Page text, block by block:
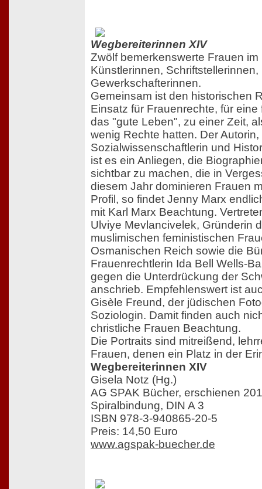
Wegbereiterinnen XIV
Zwölf bemerkenswerte Frauen im
Künstlerinnen,
Gewerkschafterinnen.
Gemeinsam ist den historischen
Einsatz für Frauenrechte, für
das "gute Leben", zu einer Zeit,
wenig Rechte hatten. Der Autorin,
Sozialwissenschaftlerin und
ist es ein Anliegen, die
sichtbar zu machen, die in
diesem Jahr dominieren Frauen
Profil, so findet Jenny Marx
mit Karl Marx Beachtung.
Ulviye Mevlancivelek, Gründerin
muslimischen feministischen
Osmanischen Reich sowie die
Frauenrechtlerin Ida Bell Wells-
gegen die Unterdrückung der
anschrieb. Empfehlenswert ist
Gisèle Freund, der jüdischen
Soziologin. Damit finden auch
christliche Frauen Beachtung.
Die Portraits sind mitreißend,
Frauen, denen ein Platz in der
Wegbereiterinnen XIV
Gisela Notz (Hg.)
AG SPAK Bücher, erschienen
Spiralbindung, DIN A 3
ISBN 978-3-940865-20-5
Preis: 14,50 Euro
www.agspak-buecher.de